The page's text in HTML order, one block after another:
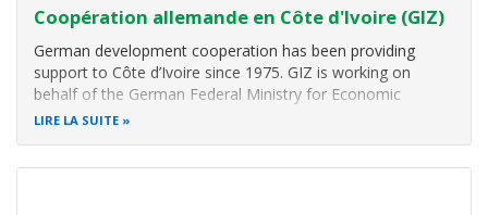
Coopération allemande en Côte d'Ivoire (GIZ)
German development cooperation has been providing
support to Côte d’Ivoire since 1975. GIZ is working on
behalf of the German Federal Ministry for Economic
Development and Cooperation (BMZ) and the German
Rural economic development
LIRE LA SUITE